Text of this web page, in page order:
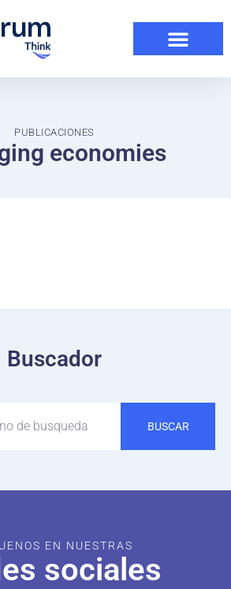
PUBLICACIONES
economies
Buscador
BUSCAR
EN NUESTRAS
sociales